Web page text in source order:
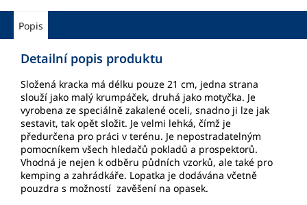
Popis
Detailní popis produktu
Složená kracka má délku pouze 21 cm, jedna strana
slouží jako malý krumpáček, druhá jako motyčka. Je
vyrobena ze speciálně zakalené oceli, snadno ji lze jak
sestavit, tak opět složit. Je velmi lehká, čímž je
předurčena pro práci v terénu. Je nepostradatelným
pomocníkem všech hledačů pokladů a prospektorů.
Vhodná je nejen k odběru půdních vzorků, ale také pro
kemping a zahrádkáře. Lopatka je dodávána včetně
pouzdra s možností zavěšení na opasek.